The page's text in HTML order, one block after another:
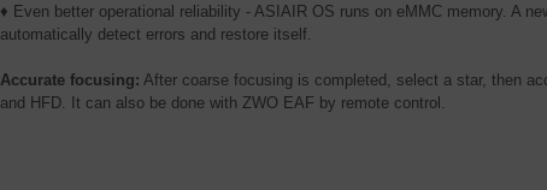
♦ Even better operational reliability - ASIAIR OS runs on eMMC memory. A
automatically detect errors and restore itself.
Accurate focusing: After coarse focusing is completed, select a star, then
and HFD. It can also be done with ZWO EAF by remote control.